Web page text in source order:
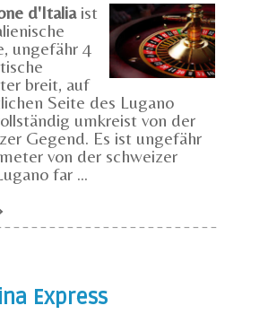
d'Italia ist
ungefähr 4
breit, auf
Seite des Lugano
umkreist von der
Gegend. Es ist ungefähr
von der schweizer
far ...
Express